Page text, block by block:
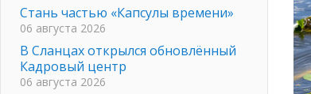
Стань частью «Капсулы времени»
06 августа 2026
В Сланцах открылся обновлённый
Кадровый центр
06 августа 2026